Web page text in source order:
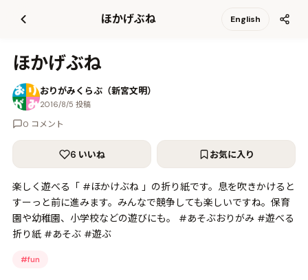
ほかげぶね English
ほかげぶね
おりがみくらぶ（新宮文明）
2016/8/5 投稿
0 コメント
6 いいね お気に入り
楽しく遊べる「 #ほかけぶね 」の折り紙です。息を吹きかけると
すーっと前に進みます。みんなで競争しても楽しいですね。保育
園や幼稚園、小学校などの遊びにも。 #あそぶおりがみ #遊べる
折り紙 #あそぶ #遊ぶ
#fun